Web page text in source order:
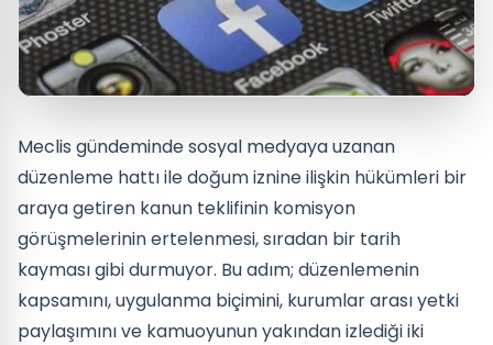
Meclis gündeminde sosyal medyaya uzanan
düzenleme hattı ile doğum iznine ilişkin hükümleri bir
araya getiren kanun teklifinin komisyon
görüşmelerinin ertelenmesi, sıradan bir tarih
kayması gibi durmuyor. Bu adım; düzenlemenin
kapsamını, uygulanma biçimini, kurumlar arası yetki
paylaşımını ve kamuoyunun yakından izlediği iki